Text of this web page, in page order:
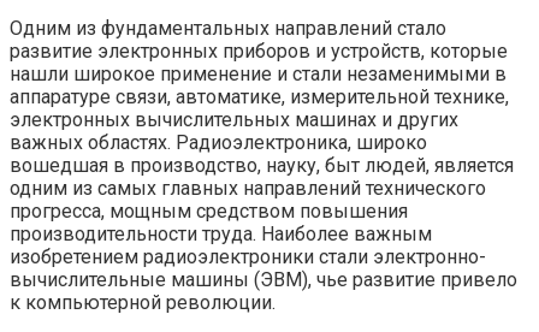
Одним из фундаментальных направлений стало
развитие электронных приборов и устройств, которые
нашли широкое применение и стали незаменимыми в
аппаратуре связи, автоматике, измерительной технике,
электронных вычислительных машинах и других
важных областях. Радиоэлектроника, широко
вошедшая в производство, науку, быт людей, является
одним из самых главных направлений технического
прогресса, мощным средством повышения
производительности труда. Наиболее важным
изобретением радиоэлектроники стали электронно-
вычислительные машины (ЭВМ), чье развитие привело
к компьютерной революции.